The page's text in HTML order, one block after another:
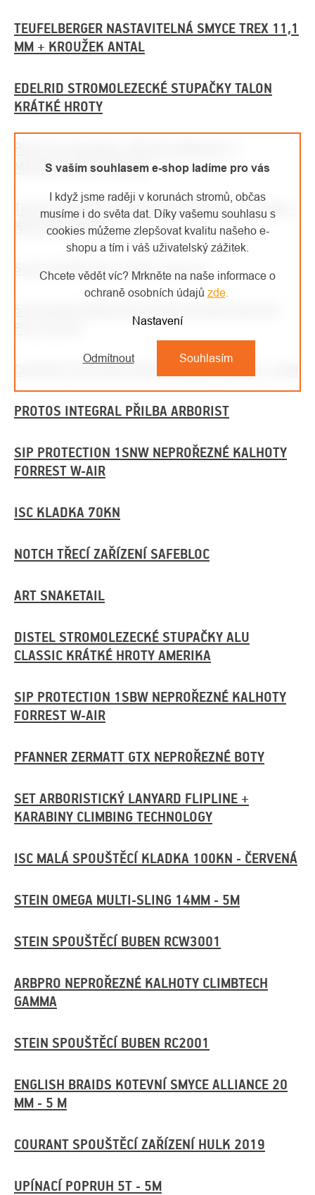
S vaším souhlasem e-shop ladíme pro vás
I když jsme raději v korunách stromů, občas
musíme i do světa dat. Díky vašemu souhlasu s
cookies můžeme zlepšovat kvalitu našeho e-
shopu a tím i váš uživatelský zážitek.
Chcete vědět víc? Mrkněte na naše informace o
ochraně osobních údajů zde.
Nastavení
Odmítnout Souhlasím
TEUFELBERGER NASTAVITELNÁ SMYCE TREX 11,1
MM + KROUŽEK ANTAL
EDELRID STROMOLEZECKÉ STUPAČKY TALON
KRÁTKÉ HROTY
MAGNETICKÝM PÁSKEM
TEUFELBERGER KOTEVNÍ SMYCE TREX 15,9 MM +
KROUŽEK ANTAL
SILKY RUČNÍ PILA SUGOI 420-6.5
COURANT KOTEVNÍ SMYCE YAGAN S OKEM 14 MM
PROTOS INTEGRAL PŘILBA ARBORIST
SIP PROTECTION 1SNW NEPROŘEZNÉ KALHOTY
FORREST W-AIR
ISC KLADKA 70KN
NOTCH TŘECÍ ZAŘÍZENÍ SAFEBLOC
ART SNAKETAIL
DISTEL STROMOLEZECKÉ STUPAČKY ALU
CLASSIC KRÁTKÉ HROTY AMERIKA
SIP PROTECTION 1SBW NEPROŘEZNÉ KALHOTY
FORREST W-AIR
PFANNER ZERMATT GTX NEPROŘEZNÉ BOTY
SET ARBORISTICKÝ LANYARD FLIPLINE +
KARABINY CLIMBING TECHNOLOGY
ISC MALÁ SPOUŠTĚCÍ KLADKA 100KN - ČERVENÁ
STEIN OMEGA MULTI-SLING 14MM - 5M
STEIN SPOUŠTĚCÍ BUBEN RCW3001
ARBPRO NEPROŘEZNÉ KALHOTY CLIMBTECH
GAMMA
STEIN SPOUŠTĚCÍ BUBEN RC2001
ENGLISH BRAIDS KOTEVNÍ SMYCE ALLIANCE 20
MM - 5 M
COURANT SPOUŠTĚCÍ ZAŘÍZENÍ HULK 2019
UPÍNACÍ POPRUH 5T - 5M